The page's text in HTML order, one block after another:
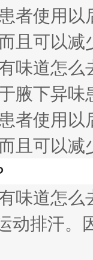
者使用
且可以减
味道怎
腋下异
者使用
且可以减
味道怎
动排汗。